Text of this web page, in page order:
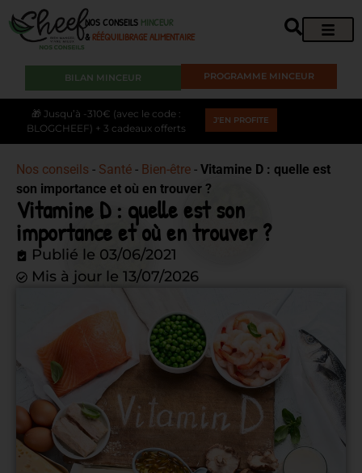
NOS CONSEILS MINCEUR
&RÉÉQUILIBRAGE ALIMENTAIRE
PROGRAMME MINCEUR
BILAN MINCEUR
🎁 Jusqu’à -310€ (avec le code :
BLOGCHEEF) + 3 cadeaux offerts
J'EN PROFITE
Nos conseils - Santé - Bien-être - Vitamine D : quelle est
son importance et où en trouver ?
Vitamine D : quelle est son
importance et où en trouver ?
Publié le 03/06/2021
Mis à jour le 13/07/2026